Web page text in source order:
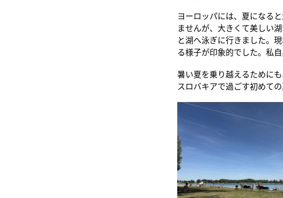
ヨーロッパには、夏になる
ませんが、大きくて美しい
と湖へ泳ぎに行きました。
る様子が印象的でした。私
暑い夏を乗り越えるために
スロバキアで過ごす初めて